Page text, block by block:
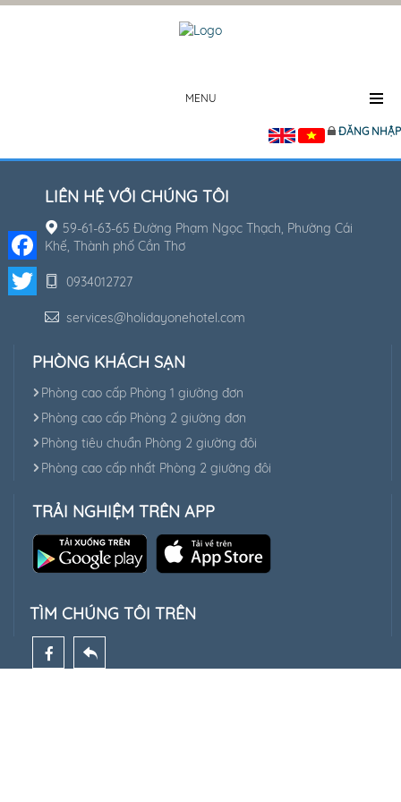
MENU
ĐĂNG NHẬP
LIÊN HỆ VỚI CHÚNG TÔI
59-61-63-65 Đường Phạm Ngọc Thạch, Phường Cái
Khế, Thành phố Cần Thơ
0934012727
services@holidayonehotel.com
PHÒNG KHÁCH SẠN
Phòng cao cấp Phòng 1 giường đơn
Phòng cao cấp Phòng 2 giường đơn
Phòng tiêu chuẩn Phòng 2 giường đôi
Phòng cao cấp nhất Phòng 2 giường đôi
TRẢI NGHIỆM TRÊN APP
TÌM CHÚNG TÔI TRÊN
Facebook
Twitter